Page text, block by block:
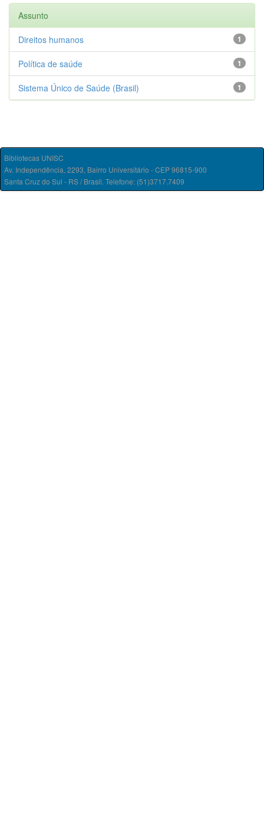
Assunto
1
Direitos humanos
1
Política de saúde
1
Sistema Único de Saúde (Brasil)
Bibliotecas UNISC
Av. Independência, 2293, Bairro Universitário - CEP 96815-900
Santa Cruz do Sul - RS / Brasil. Telefone: (51)3717.7409